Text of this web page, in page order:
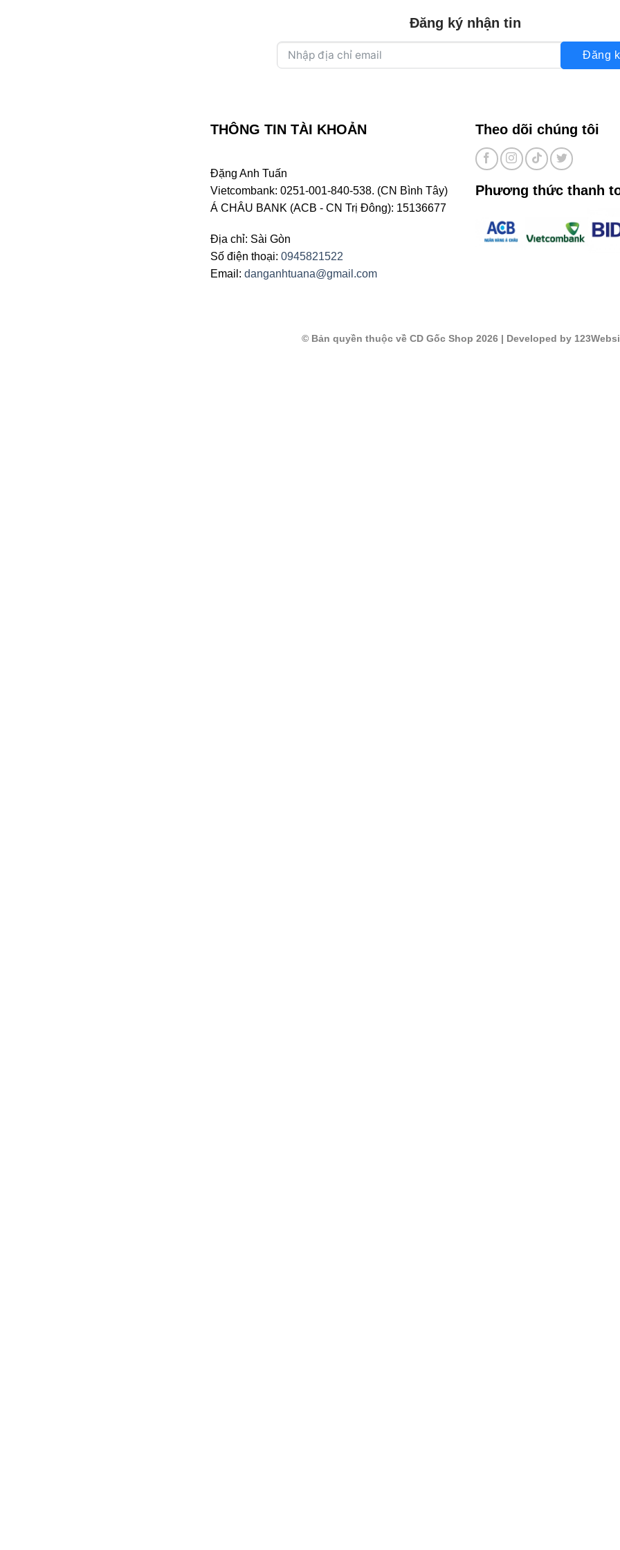
Đăng ký nhận tin
Đăng
THÔNG TIN TÀI KHOẢN
Đặng Anh Tuấn
Vietcombank: 0251-001-840-538. (CN Bình Tây)
Á CHÂU BANK (ACB - CN Trị Đông): 15136677
Địa chỉ: Sài Gòn
Số điện thoại: 0945821522
Email: danganhtuana@gmail.com
Theo dõi chúng tôi
Phương thức thanh
© Bản quyền thuộc về CD Gốc Shop 2026| Developed by